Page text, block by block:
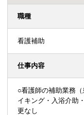
職種
看護補助
仕事内容
○看護師の補助業務
イキング・入浴介
更なし